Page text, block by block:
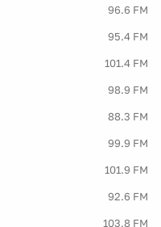
96.6 FM
95.4 FM
101.4 FM
98.9 FM
88.3 FM
99.9 FM
101.9 FM
92.6 FM
103.8 FM